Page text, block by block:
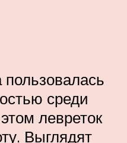
среди
левреток
Выглядят